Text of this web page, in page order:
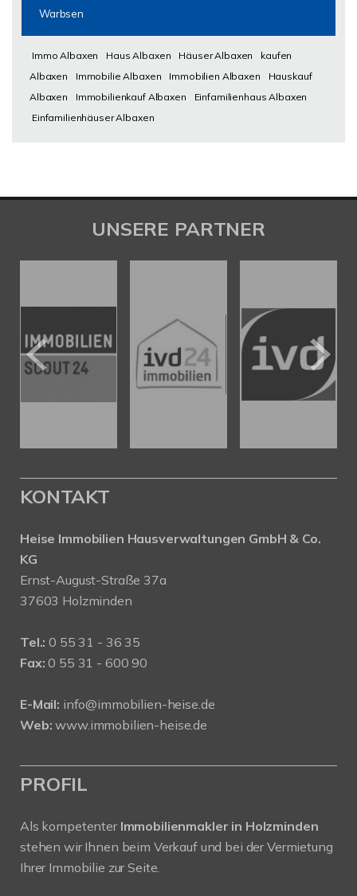
Warbsen
Immo Albaxen Haus Albaxen Häuser Albaxen
kaufen
Albaxen
Immobilie Albaxen Immobilien Albaxen
Hauskauf
Albaxen
Immobilienkauf Albaxen
Einfamilienhaus Albaxen
Einfamilienhäuser Albaxen
UNSERE PARTNER
KONTAKT
Heise Immobilien Hausverwaltungen GmbH & Co.
KG
Ernst-August-Straße 37a
37603 Holzminden
Tel.: 0 55 31 - 36 35
Fax: 0 55 31 - 600 90
E-Mail: info@immobilien-heise.de
Web: www.immobilien-heise.de
PROFIL
Als kompetenter Immobilienmakler in Holzminden
stehen wir Ihnen beim Verkauf und bei der Vermietung
Ihrer Immobilie zur Seite.